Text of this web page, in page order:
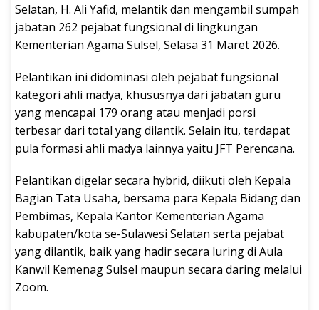
Selatan, H. Ali Yafid, melantik dan mengambil sumpah
jabatan 262 pejabat fungsional di lingkungan
Kementerian Agama Sulsel, Selasa 31 Maret 2026.
Pelantikan ini didominasi oleh pejabat fungsional
kategori ahli madya, khususnya dari jabatan guru
yang mencapai 179 orang atau menjadi porsi
terbesar dari total yang dilantik. Selain itu, terdapat
pula formasi ahli madya lainnya yaitu JFT Perencana.
Pelantikan digelar secara hybrid, diikuti oleh Kepala
Bagian Tata Usaha, bersama para Kepala Bidang dan
Pembimas, Kepala Kantor Kementerian Agama
kabupaten/kota se-Sulawesi Selatan serta pejabat
yang dilantik, baik yang hadir secara luring di Aula
Kanwil Kemenag Sulsel maupun secara daring melalui
Zoom.